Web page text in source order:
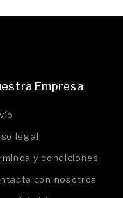
Empresa
legal
y condiciones
con nosotros